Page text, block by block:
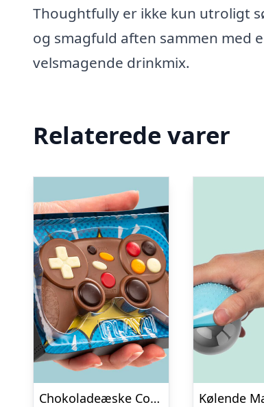
Thoughtfully er ikke kun utroligt
og smagfuld aften sammen med
velsmagende drinkmix.
Relaterede varer
Chokoladeæske Controller